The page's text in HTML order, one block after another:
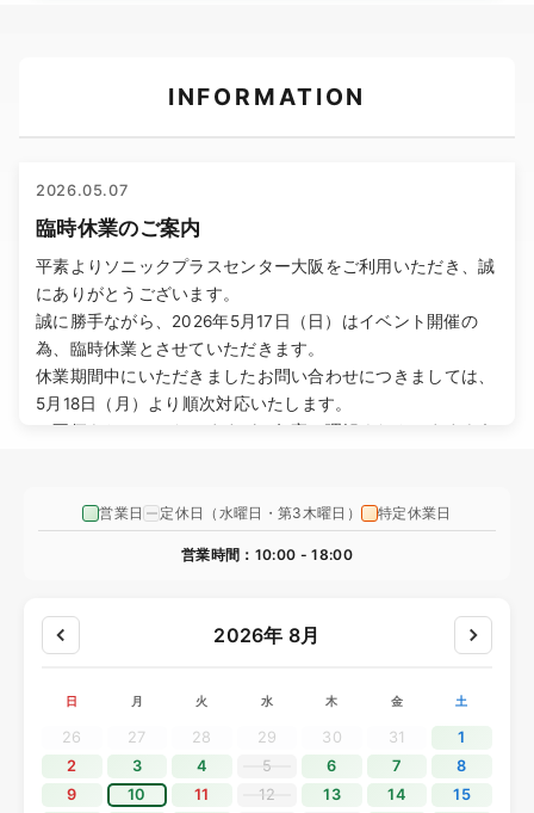
INFORMATION
2026.05.07
臨時休業のご案内
平素よりソニックプラスセンター大阪をご利用いただき、誠
にありがとうございます。
誠に勝手ながら、2026年5月17日（日）はイベント開催の
為、臨時休業とさせていただきます。
休業期間中にいただきましたお問い合わせにつきましては、
5月18日（月）より順次対応いたします。
ご不便をおかけいたしますが、何卒ご理解くださいますよう
2026.05.01
ゴールデンウィーク休業のご案内
にありがとうございます。
誠に勝手ながら、2026年5月2日（土）から5月6日（水）ま
休業期間中にいただきましたお問い合わせにつきましては、
5月7日（木）より順次対応いたします。
ご不便をおかけいたしますが、何卒ご理解くださいますよう
お願い申し上げます。
営業日 定休日（水曜日・第3木曜日） 特定休業日
営業時間：10:00 - 18:00
2026年 8月
日 月 火 水 木 金 土
26 27 28 29 30 31
1
2
3 4 5 6 7
8
9
10 11 12 13 14
15